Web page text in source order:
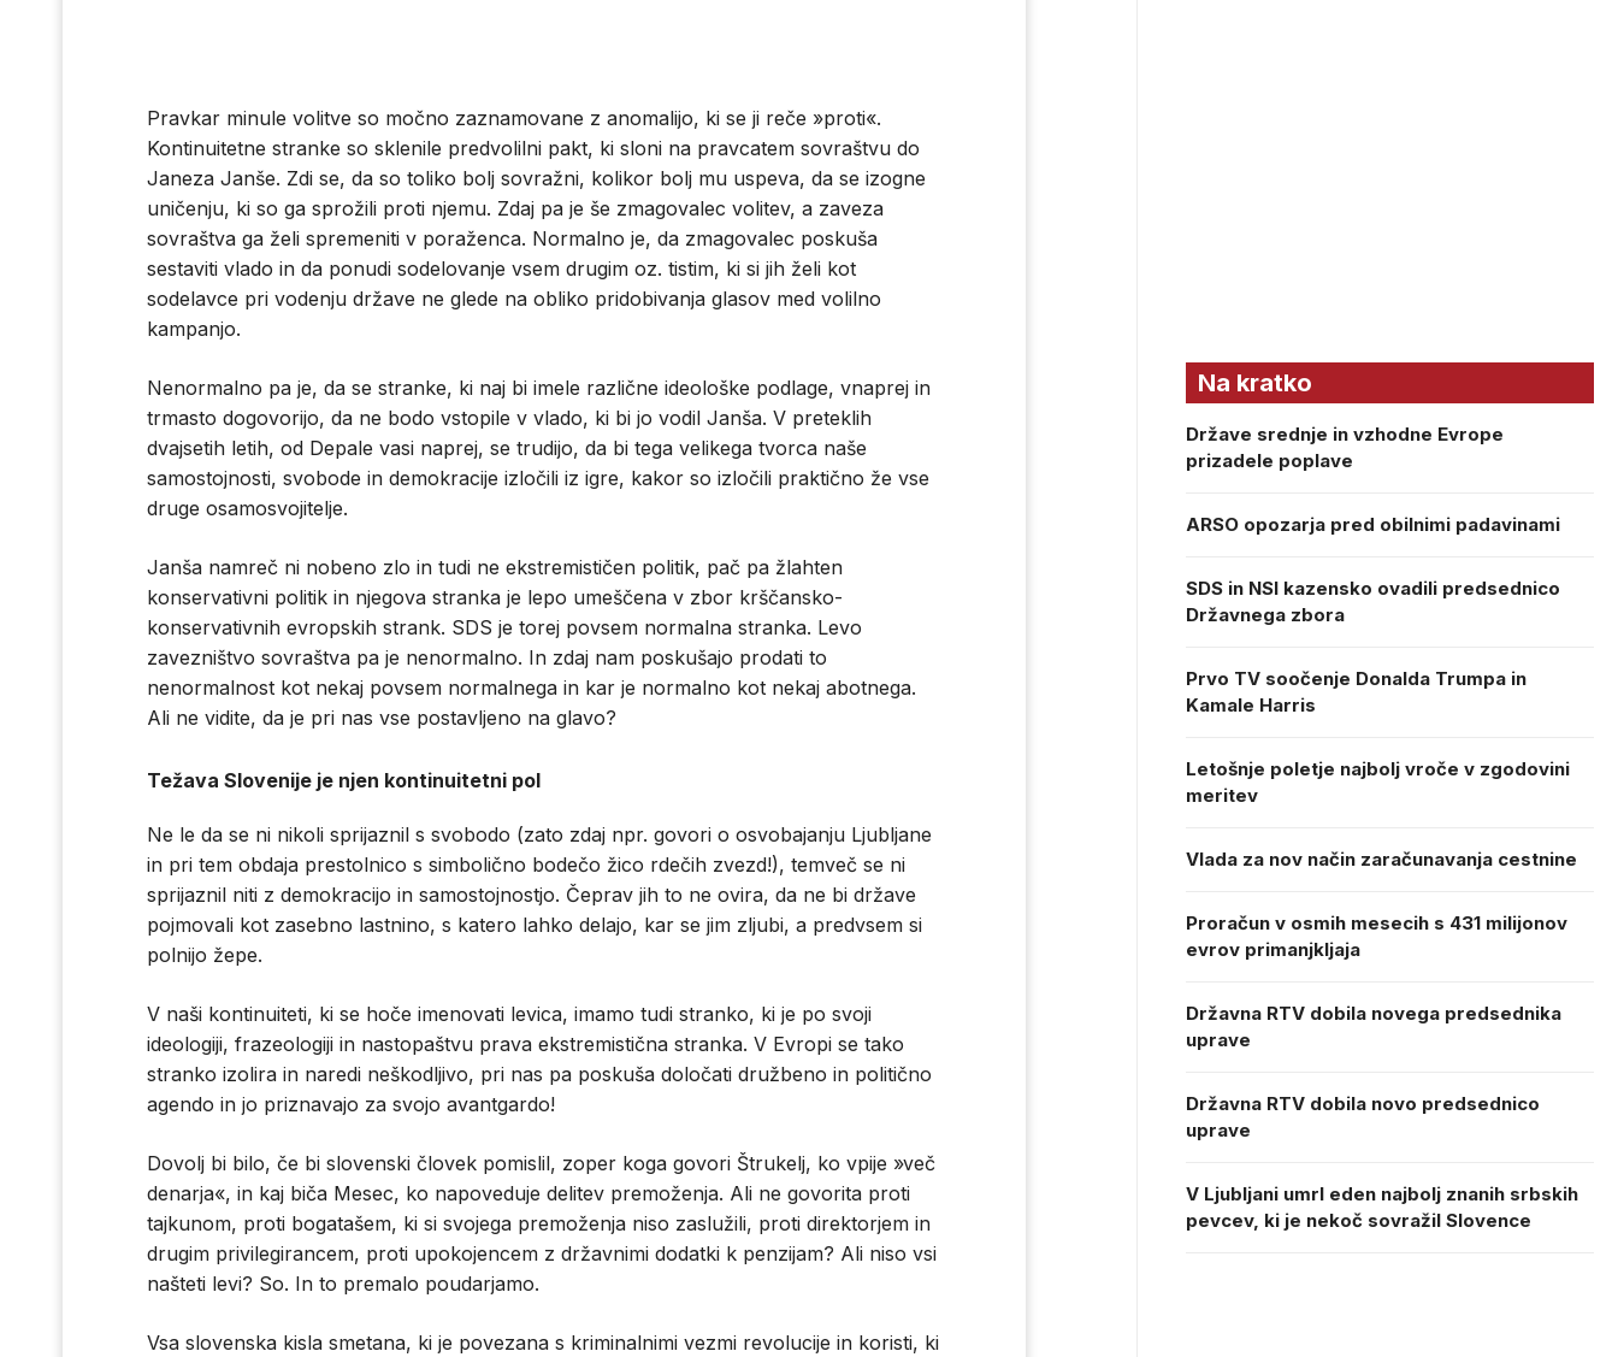
Pravkar minule volitve so močno zaznamovane z anomalijo, ki se ji reče »proti«.
Kontinuitetne stranke so sklenile predvolilni pakt, ki sloni na pravcatem sovraštvu do
Janeza Janše. Zdi se, da so toliko bolj sovražni, kolikor bolj mu uspeva, da se izogne
uničenju, ki so ga sprožili proti njemu. Zdaj pa je še zmagovalec volitev, a zaveza
sovraštva ga želi spremeniti v poraženca. Normalno je, da zmagovalec poskuša
sestaviti vlado in da ponudi sodelovanje vsem drugim oz. tistim, ki si jih želi kot
sodelavce pri vodenju države ne glede na obliko pridobivanja glasov med volilno
kampanjo.
Nenormalno pa je, da se stranke, ki naj bi imele različne ideološke podlage, vnaprej in
trmasto dogovorijo, da ne bodo vstopile v vlado, ki bi jo vodil Janša. V preteklih
dvajsetih letih, od Depale vasi naprej, se trudijo, da bi tega velikega tvorca naše
samostojnosti, svobode in demokracije izločili iz igre, kakor so izločili praktično že vse
druge osamosvojitelje.
Janša namreč ni nobeno zlo in tudi ne ekstremističen politik, pač pa žlahten
konservativni politik in njegova stranka je lepo umeščena v zbor krščansko-
konservativnih evropskih strank. SDS je torej povsem normalna stranka. Levo
zavezništvo sovraštva pa je nenormalno. In zdaj nam poskušajo prodati to
nenormalnost kot nekaj povsem normalnega in kar je normalno kot nekaj abotnega.
Ali ne vidite, da je pri nas vse postavljeno na glavo?
Težava Slovenije je njen kontinuitetni pol
Ne le da se ni nikoli sprijaznil s svobodo (zato zdaj npr. govori o osvobajanju Ljubljane
in pri tem obdaja prestolnico s simbolično bodečo žico rdečih zvezd!), temveč se ni
sprijaznil niti z demokracijo in samostojnostjo. Čeprav jih to ne ovira, da ne bi države
pojmovali kot zasebno lastnino, s katero lahko delajo, kar se jim zljubi, a predvsem si
polnijo žepe.
V naši kontinuiteti, ki se hoče imenovati levica, imamo tudi stranko, ki je po svoji
ideologiji, frazeologiji in nastopaštvu prava ekstremistična stranka. V Evropi se tako
stranko izolira in naredi neškodljivo, pri nas pa poskuša določati družbeno in politično
agendo in jo priznavajo za svojo avantgardo!
Dovolj bi bilo, če bi slovenski človek pomislil, zoper koga govori Štrukelj, ko vpije »več
denarja«, in kaj biča Mesec, ko napoveduje delitev premoženja. Ali ne govorita proti
tajkunom, proti bogatašem, ki si svojega premoženja niso zaslužili, proti direktorjem in
drugim privilegirancem, proti upokojencem z državnimi dodatki k penzijam? Ali niso vsi
našteti levi? So. In to premalo poudarjamo.
Vsa slovenska kisla smetana, ki je povezana s kriminalnimi vezmi revolucije in koristi, ki
Na kratko
Države srednje in vzhodne Evrope
prizadele poplave
ARSO opozarja pred obilnimi padavinami
SDS in NSI kazensko ovadili predsednico
Državnega zbora
Prvo TV soočenje Donalda Trumpa in
Kamale Harris
Letošnje poletje najbolj vroče v zgodovini
meritev
Vlada za nov način zaračunavanja cestnine
Proračun v osmih mesecih s 431 milijonov
evrov primanjkljaja
Državna RTV dobila novega predsednika
uprave
Državna RTV dobila novo predsednico
uprave
V Ljubljani umrl eden najbolj znanih srbskih
pevcev, ki je nekoč sovražil Slovence